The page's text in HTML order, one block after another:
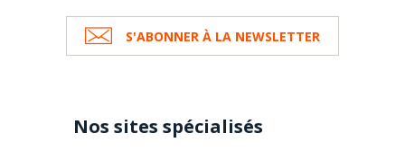
S'ABONNER À LA NEWSLETTER
Nos sites spécialisés